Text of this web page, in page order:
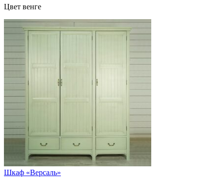
Цвет венге
Шкаф «Версаль»